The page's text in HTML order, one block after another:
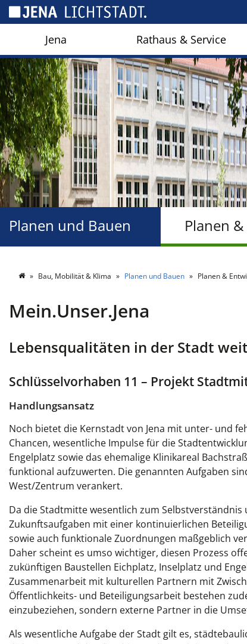
Jena Rathaus & Service
Planen
Planen und Bauen
Bau, Mobilität & Klima Planen und Bauen Planen &
Mein.Unser.Jena
Lebensqualitäten in der Stadt
Schlüsselvorhaben 11 – Projekt
Handlungsansatz
Noch bietet die Kernstadt von Jena mit unter- und
Chancen, wesentliche Impulse für die
Engelplatz sowie das ehemalige Klinikareal
funktional aufzuwerten. Die genannten Aufgaben
West/Zentrum verankert.
Da die Stadtmitte wesentlich zum
Zukunftsaufgaben mit einer kontinuierlichen
sowie auch funktionale Zuordnungen maßgeblich
Daher scheint es umso wichtiger, diesen Prozess
zukünftigen Baustellen Eichplatz, Inselplatz und
Zusammenarbeit mit kulturellen Partnern mit
Öffentlichkeits- und Beteiligungsarbeit bestehen
einzubeziehen, sondern externe Partner in die
Als wesentliche Aufgabe der Stadt gilt es,
Cookie-Einstellungen